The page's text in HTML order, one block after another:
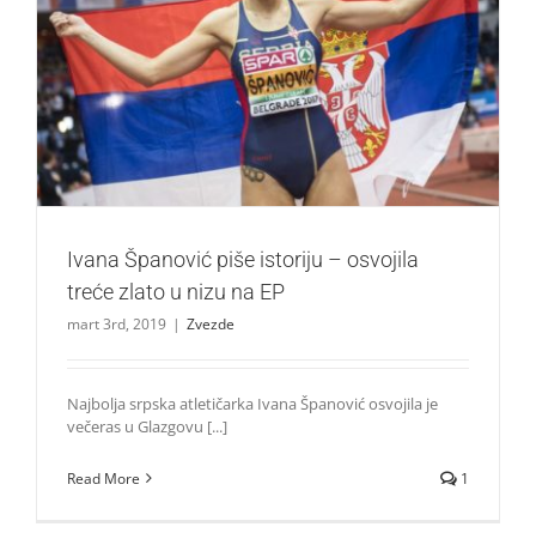
Ivana Španović piše istoriju – osvojila treće zlato u nizu na
EP
Zvezde
Ivana Španović piše istoriju – osvojila
treće zlato u nizu na EP
mart 3rd, 2019 | Zvezde
Najbolja srpska atletičarka Ivana Španović osvojila je
večeras u Glazgovu [...]
Read More 1